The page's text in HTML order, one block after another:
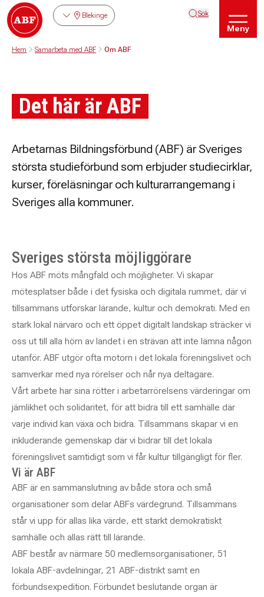
Blekinge Sök
Meny
Hem Samarbeta med ABF Om ABF
Det här är ABF
Arbetarnas Bildningsförbund (ABF) är Sveriges
största studieförbund som erbjuder studiecirklar,
kurser, föreläsningar och kulturarrangemang i
Sveriges alla kommuner.
Sveriges största möjliggörare
Hos ABF möts mångfald och möjligheter. Vi skapar
mötesplatser både i det fysiska och digitala rummet, där vi
tillsammans utforskar lärande, kultur och demokrati. Med en
stark lokal närvaro och ett öppet digitalt landskap sträcker vi
oss ut till alla hörn av landet i en strävan att inte lämna någon
utanför. ABF utgör ofta motorn i det lokala föreningslivet och
samverkar med nya rörelser och når nya deltagare.
Vårt arbete har sina rötter i arbetarrörelsens värderingar om
jämlikhet och solidaritet, för att bidra till ett samhälle där
varje individ kan växa och bidra. Tillsammans skapar vi en
inkluderande gemenskap där vi bidrar till det lokala
föreningslivet samtidigt som vi får kultur tillgängligt för fler.
Vi är ABF
ABF är en sammanslutning av både stora och små
organisationer som delar ABFs värdegrund. Tillsammans
står vi upp för allas lika värde, ett starkt demokratiskt
samhälle och allas rätt till lärande.
ABF består av närmare 50 medlemsorganisationer, 51
lokala ABF-avdelningar, 21 ABF-distrikt samt en
förbundsexpedition. Förbundet beslutande organ är